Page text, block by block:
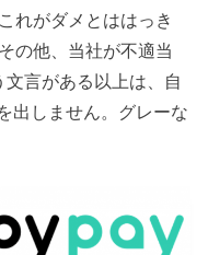
れがダメとははっき
の他、当社が不適当
言がある以上は、自
出しません。グレーな